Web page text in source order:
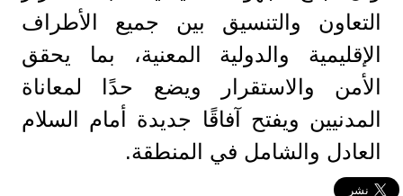
التعاون والتنسيق بين جميع الأطراف
الإقليمية والدولية المعنية، بما يحقق
الأمن والاستقرار ويضع حدًا لمعاناة
المدنيين ويفتح آفاقًا جديدة أمام السلام
العادل والشامل في المنطقة.